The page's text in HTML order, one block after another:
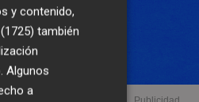
y contenido,
también
Algunos
a